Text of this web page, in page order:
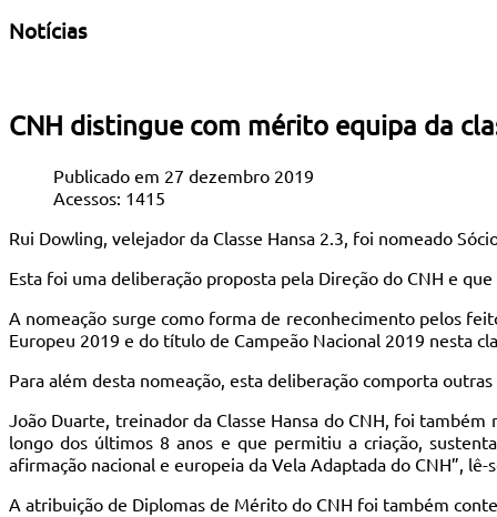
Notícias
CNH distingue com mérito equipa da
Publicado em 27 dezembro 2019
Acessos: 1415
Rui Dowling, velejador da Classe Hansa 2.3, foi nomeado
Esta foi uma deliberação proposta pela Direção do CNH e
A nomeação surge como forma de reconhecimento pelos
Europeu 2019 e do título de Campeão Nacional 2019 nesta
Para além desta nomeação, esta deliberação comporta
João Duarte, treinador da Classe Hansa do CNH, foi
longo dos últimos 8 anos e que permitiu a criação,
afirmação nacional e europeia da Vela Adaptada do CNH”, lê-
A atribuição de Diplomas de Mérito do CNH foi também